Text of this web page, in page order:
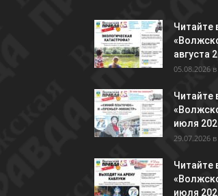
Читайте
августа
05.08.2026
Читайте
июля
29.07.2026
Читайте
июля